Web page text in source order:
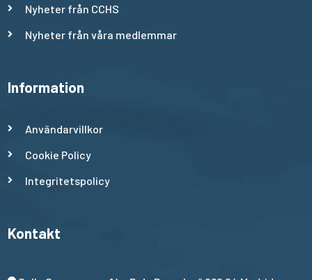
Nyheter från CCHS
Nyheter från våra medlemmar
Information
Användarvillkor
Cookie Policy
Integritetspolicy
Kontakt